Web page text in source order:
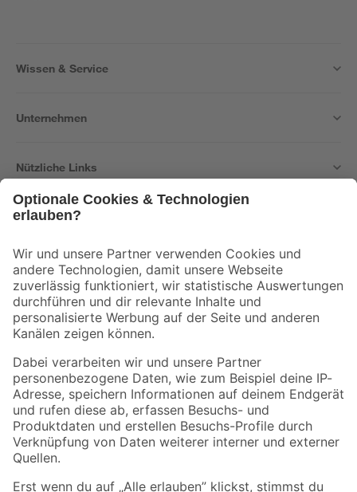
Wissen & Service
Unternehmen
Nützliche Links
Der toom Newsletter: Keine Angebote und Aktionen mehr verpassen!
Zur Newsletter Anmeldung
Folge uns
Zahlungsarten Versandarten
Sicher einkaufen